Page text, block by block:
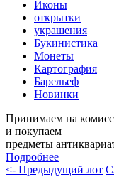
Иконы
открытки
украшения
Букинистика
Монеты
Картография
Барельеф
Новинки
Принимаем на
и покупаем
предметы
Подробнее
<- Предыдущий лот